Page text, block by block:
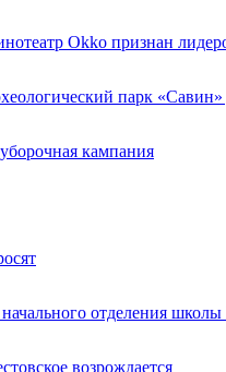
Okko признан
парк «Савин»
кампания
отделения
возрождается